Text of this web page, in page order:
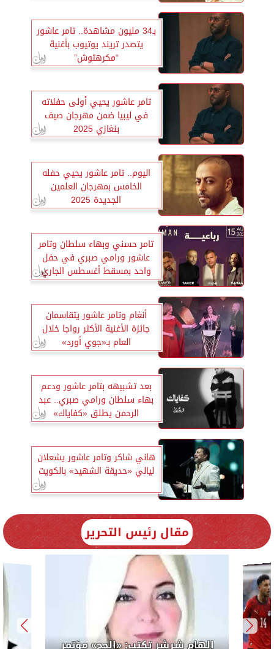
بـ34 مليون مشاهدة.. تامر عاشور
يتصدر تريند يوتيوب بأغنية
“مكرهتوش”
تامر عاشور يحيي أولى حفلاته
في ليبيا ضمن مهرجان صيف
بنغازي 2025
اليوم.. تامر عاشور يحيي حفله
الخامس بمهرجان العلمين
الجديدة 2025
تامر حسني وبهاء سلطان وتامر
عاشور ورامي صبري في حفل
واحد بمسقط أغسطس الجاري
أنغام وتامر عاشور يتقاسمان
جائزة الأغنية الأكثر رواجا خلال
العام بـ«جوي أورد»
بعد تشبيهه بتامر عاشور ودعم
بهاء سلطان ورامي صبري.. عبد
الرحمن يطلق «كفاياك»
هاني شاكر وتامر عاشور يشعلان
ليالي «حديقة الشهيد» بالكويت
مقال رئيس التحرير
إلهام شرشر تكتب: «الحج» مؤتمر